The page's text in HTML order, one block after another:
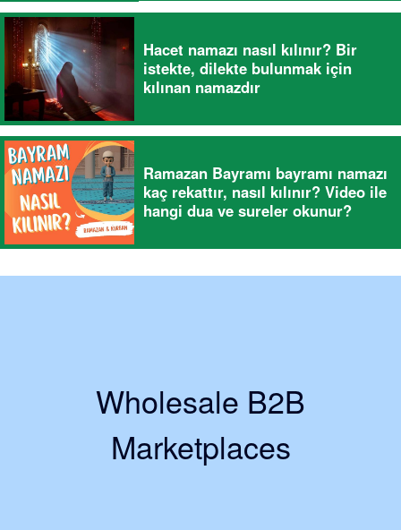
Hacet namazı nasıl kılınır? Bir
istekte, dilekte bulunmak için
kılınan namazdır
Ramazan Bayramı bayramı namazı
kaç rekattır, nasıl kılınır? Video ile
hangi dua ve sureler okunur?
Wholesale B2B
Marketplaces